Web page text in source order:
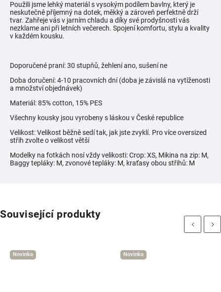
Použili jsme lehký materiál s vysokým podílem bavlny, který je
neskutečně příjemný na dotek, měkký a zároveň perfektně drží
tvar. Zahřeje vás v jarním chladu a díky své prodyšnosti vás
nezklame ani při letních večerech. Spojení komfortu, stylu a kvality
v každém kousku.
Doporučené praní: 30 stupňů, žehlení ano, sušení ne
Doba doručení: 4-10 pracovních dní (doba je závislá na vytíženosti
a množství objednávek)
Materiál: 85% cotton, 15% PES
Všechny kousky jsou vyrobeny s láskou v České republice
Velikost: Velikost běžně sedí tak, jak jste zvyklí. Pro více oversized
střih zvolte o velikost větší
Modelky na fotkách nosí vždy velikosti:Crop: XS, Mikina na zip: M,
Baggy tepláky: M, zvonové tepláky: M, kraťasy obou střihů: M
Související produkty
Previous
Novinka Novinka
Next